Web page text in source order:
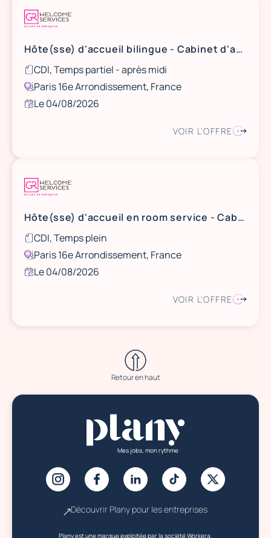
Hôte(sse) d'accueil bilingue - Cabinet d'avocats (30h) (H/F)
CDI, Temps partiel - après midi
Paris 16e Arrondissement, France
Le 04/08/2026
VOIR L'OFFRE
Hôte(sse) d'accueil en room service - Cabinet d'avocats 16ème (H/F)
CDI, Temps plein
Paris 16e Arrondissement, France
Le 04/08/2026
VOIR L'OFFRE
Retour en haut
Mes jobs, mon rythme
Découvrir Plany pour les entreprises
Plany est une marque exploitée par la société Workera.